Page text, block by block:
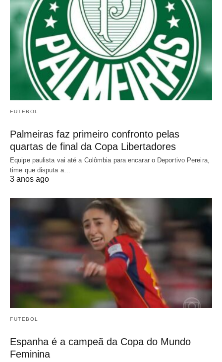
FUTEBOL
Palmeiras faz primeiro confronto pelas
quartas de final da Copa Libertadores
Equipe paulista vai até a Colômbia para encarar o Deportivo Pereira,
time que disputa a…
3 anos ago
FUTEBOL
Espanha é a campeã da Copa do Mundo
Feminina